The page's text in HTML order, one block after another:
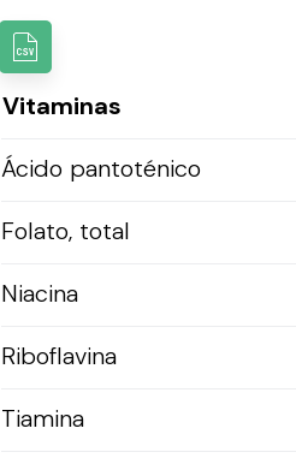
Vitaminas
Ácido pantoténico
Folato, total
Niacina
Riboflavina
Tiamina